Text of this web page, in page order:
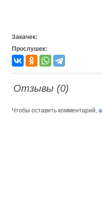
Закачек:
Прослушек:
Отзывы (0)
Чтобы оставить комментарий,